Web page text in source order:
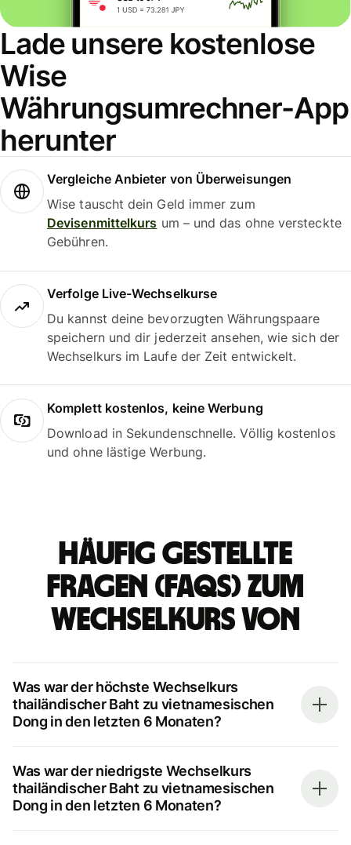
Lade unsere kostenlose
Wise
Währungsumrechner-App
herunter
Vergleiche Anbieter von Überweisungen
Wise tauscht dein Geld immer zum
Devisenmittelkurs um – und das ohne versteckte
Gebühren.
Verfolge Live-Wechselkurse
Du kannst deine bevorzugten Währungspaare
speichern und dir jederzeit ansehen, wie sich der
Wechselkurs im Laufe der Zeit entwickelt.
Komplett kostenlos, keine Werbung
Download in Sekundenschnelle. Völlig kostenlos
und ohne lästige Werbung.
Häufig gestellte
Fragen (FAQs) zum
Wechselkurs von
Was war der höchste Wechselkurs
thailändischer Baht zu vietnamesischen
Dong in den letzten 6 Monaten?
Was war der niedrigste Wechselkurs
thailändischer Baht zu vietnamesischen
Dong in den letzten 6 Monaten?